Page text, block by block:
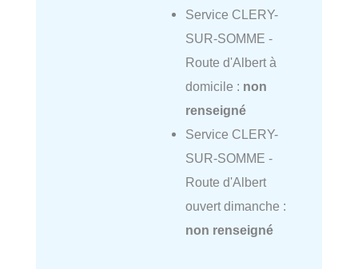
Service CLERY-
SUR-SOMME -
Route d'Albert à
domicile : non
renseigné
Service CLERY-
SUR-SOMME -
Route d'Albert
ouvert dimanche :
non renseigné